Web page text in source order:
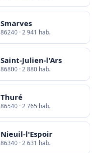
Smarves
86240 · 2 941 hab.
Saint-Julien-l'Ars
86800 · 2 880 hab.
Thuré
86540 · 2 765 hab.
Nieuil-l'Espoir
86340 · 2 631 hab.